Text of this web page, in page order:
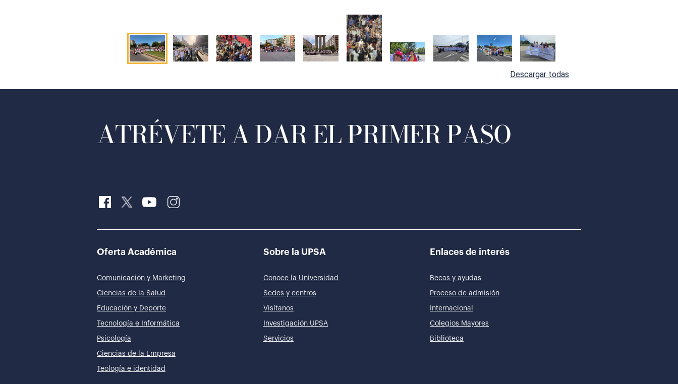
Descargar todas
ATRÉVETE A DAR EL PRIMER PASO
Oferta Académica
Comunicación y Marketing
Ciencias de la Salud
Educación y Deporte
Tecnología e Informática
Psicología
Ciencias de la Empresa
Teología e identidad
Sobre la UPSA
Conoce la Universidad
Sedes y centros
Visítanos
Investigación UPSA
Servicios
Enlaces de interés
Becas y ayudas
Proceso de admisión
Internacional
Colegios Mayores
Biblioteca